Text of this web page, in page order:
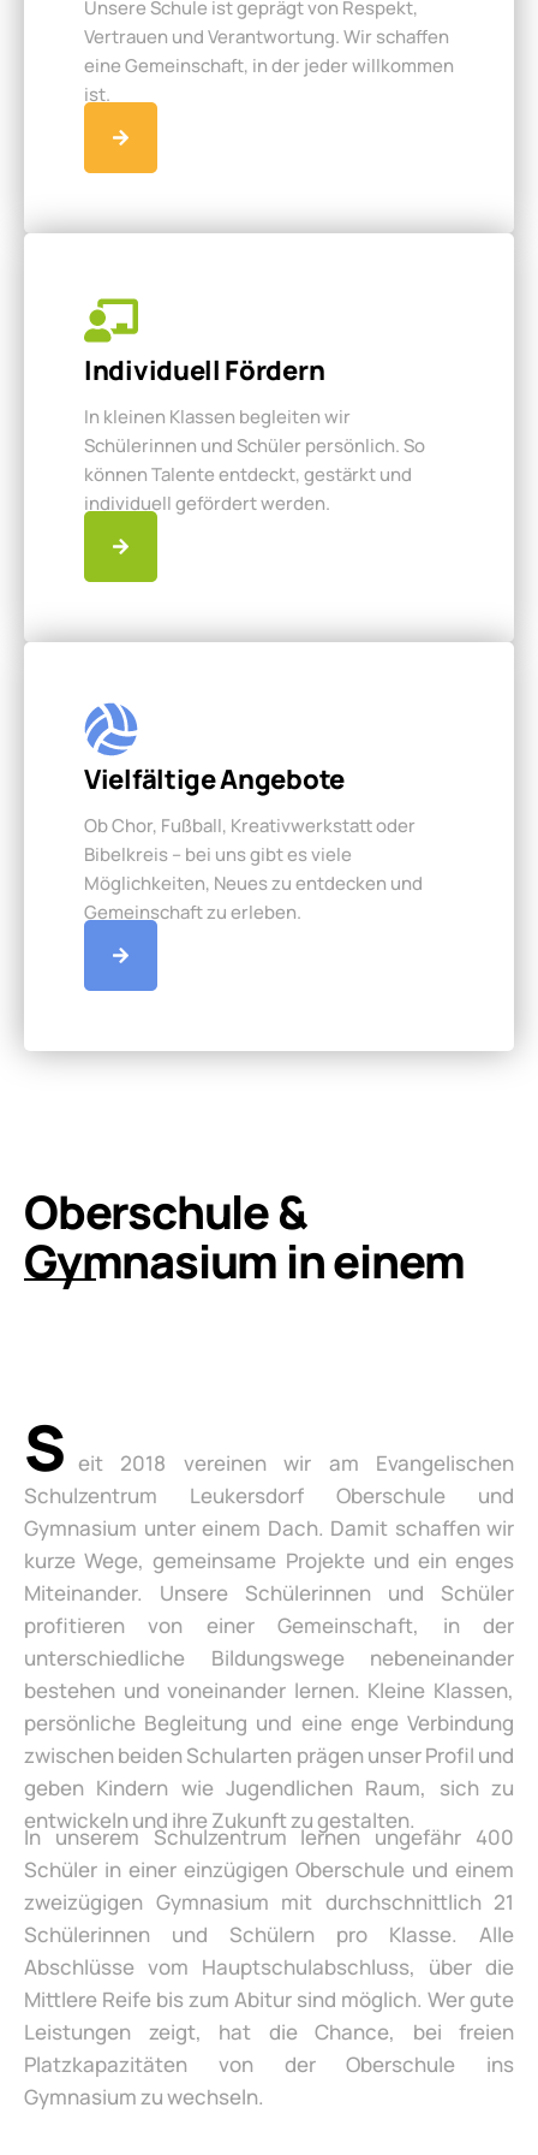
Unsere Schule ist geprägt von Respekt,
Vertrauen und Verantwortung. Wir schaffen
eine Gemeinschaft, in der jeder willkommen
ist.
Individuell Fördern
In kleinen Klassen begleiten wir
Schülerinnen und Schüler persönlich. So
können Talente entdeckt, gestärkt und
individuell gefördert werden.
Vielfältige Angebote
Ob Chor, Fußball, Kreativwerkstatt oder
Bibelkreis – bei uns gibt es viele
Möglichkeiten, Neues zu entdecken und
Gemeinschaft zu erleben.
Oberschule &
Gymnasium in einem
S eit 2018 vereinen wir am Evangelischen
Schulzentrum Leukersdorf Oberschule und
Gymnasium unter einem Dach. Damit schaffen wir
kurze Wege, gemeinsame Projekte und ein enges
Miteinander. Unsere Schülerinnen und Schüler
profitieren von einer Gemeinschaft, in der
unterschiedliche Bildungswege nebeneinander
bestehen und voneinander lernen. Kleine Klassen,
persönliche Begleitung und eine enge Verbindung
zwischen beiden Schularten prägen unser Profil und
geben Kindern wie Jugendlichen Raum, sich zu
entwickeln und ihre Zukunft zu gestalten.
In unserem Schulzentrum lernen ungefähr 400
Schüler in einer einzügigen Oberschule und einem
zweizügigen Gymnasium mit durchschnittlich 21
Schülerinnen und Schülern pro Klasse. Alle
Abschlüsse vom Hauptschulabschluss, über die
Mittlere Reife bis zum Abitur sind möglich. Wer gute
Leistungen zeigt, hat die Chance, bei freien
Platzkapazitäten von der Oberschule ins
Gymnasium zu wechseln.